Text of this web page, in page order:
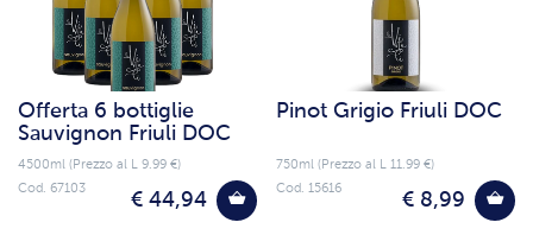
Offerta 6 bottiglie
Sauvignon Friuli DOC
4500ml (Prezzo al L 9.99 €)
€ 44,94
Cod. 67103
Pinot Grigio Friuli DOC
750ml (Prezzo al L 11.99 €)
€ 8,99
Cod. 15616